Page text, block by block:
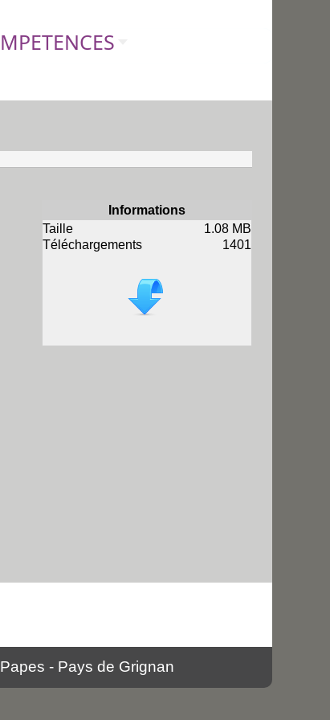
Informations
Taille
1.08 MB
Téléchargements
1401
- Pays de Grignan